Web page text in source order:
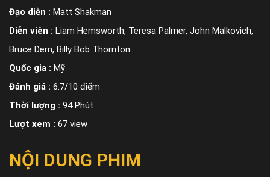
Đạo diễn : Matt Shakman
Diễn viên : Liam Hemsworth, Teresa Palmer, John Malkovich,
Bruce Dern, Billy Bob Thornton
Quốc gia : Mỹ
Đánh giá : 6.7/10 điểm
Thời lượng : 94 Phút
Lượt xem : 67 view
NỘI DUNG PHIM